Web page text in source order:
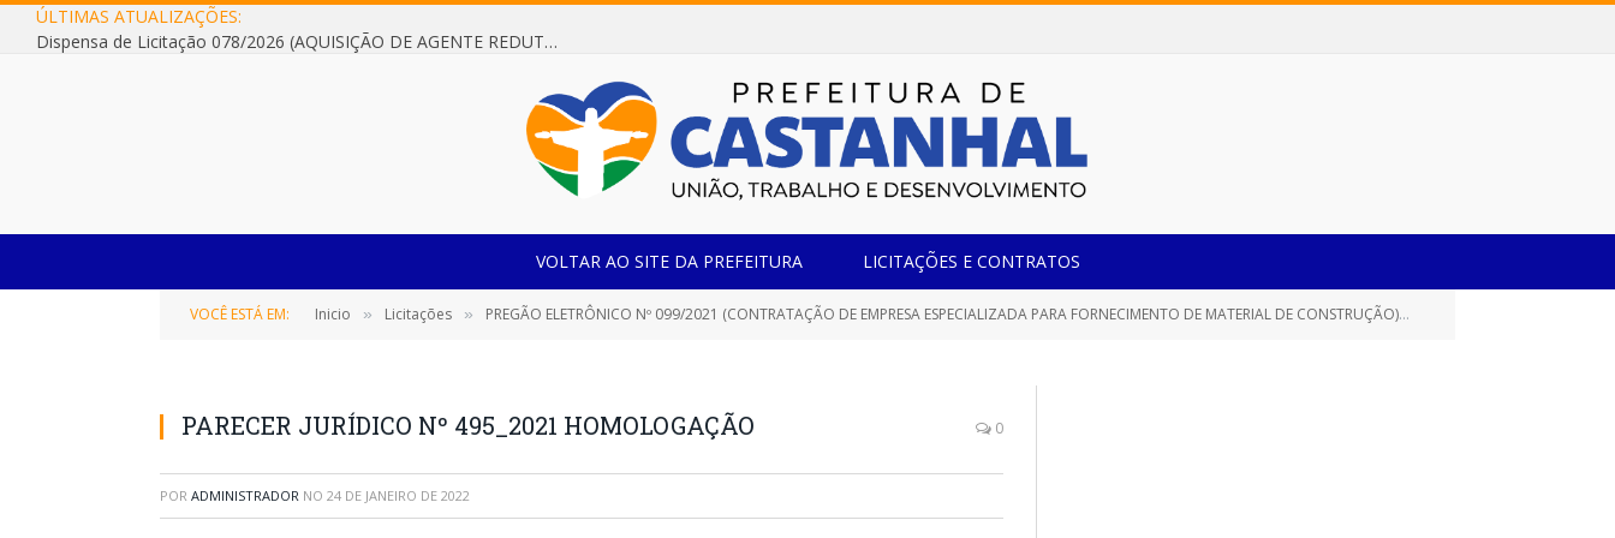
ÚLTIMAS ATUALIZAÇÕES:
Dispensa de Licitação 078/2026 (AQUISIÇÃO DE AGENTE REDUTOR LÍQUIDO AUTOMOTIVO – ARLA 32, PARA ATENDER A FROTA OFICIAL DE VEÍCULOS DA SECRETARIA MUNICIPAL DE EDUCAÇÃO DO MUNICÍPIO DE CASTANHAL/PA)
VOLTAR AO SITE DA PREFEITURA LICITAÇÕES E CONTRATOS
VOCÊ ESTÁ EM: Inicio » Licitações » PREGÃO ELETRÔNICO Nº 099/2021 (CONTRATAÇÃO DE EMPRESA ESPECIALIZADA PARA FORNECIMENTO DE MATERIAL DE CONSTRUÇÃO)
PARECER JURÍDICO Nº 495_2021 HOMOLOGAÇÃO 0
POR ADMINISTRADOR NO 24 DE JANEIRO DE 2022